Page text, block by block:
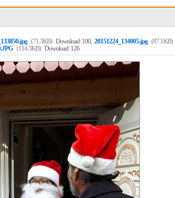
(71.3KB) Download: 100, 20151224_134005.jpg (87.1KB)
(114.3KB) Download: 126